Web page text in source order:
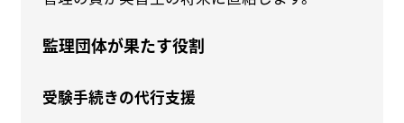
監理団体が果たす役割
受験手続きの代行支援